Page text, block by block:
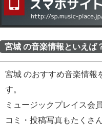
宮城 の音楽情報といえば
宮城 のおすすめ音楽情報
す。
ミュージックプレイス会
コミ・投稿写真もたくさ